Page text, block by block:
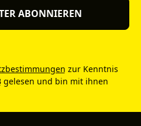
ABONNIEREN
zur Kenntnis
gelesen und bin mit ihnen